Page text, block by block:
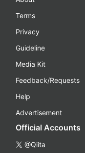
Terms
Privacy
Guideline
Media Kit
Feedback/Requests
Help
Advertisement
Official Accounts
@Qiita